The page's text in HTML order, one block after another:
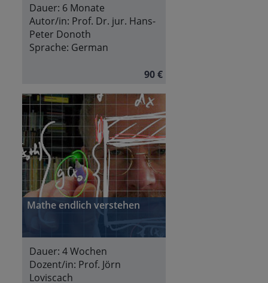
Dauer: 6 Monate
Autor/in: Prof. Dr. jur. Hans-
Peter Donoth
Sprache: German
90 €
Mathe endlich verstehen
Dauer: 4 Wochen
Dozent/in: Prof. Jörn
Loviscach